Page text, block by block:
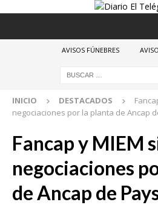
AVISOS FÚNEBRES
INICIO DESTACADOS
negociaciones por la planta de Ancap
Fancap y MIEM
negociaciones
de Ancap de